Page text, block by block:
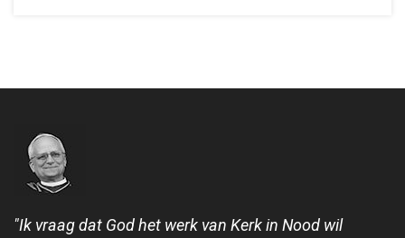
"Ik vraag dat God het werk van Kerk in Nood wil